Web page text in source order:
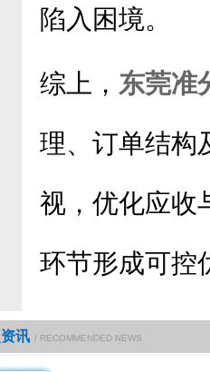
陷入困境。
综上， 东莞准
理、订单结构
视，优化应收
环节形成可控
讯 / RECOMMENDED NEWS